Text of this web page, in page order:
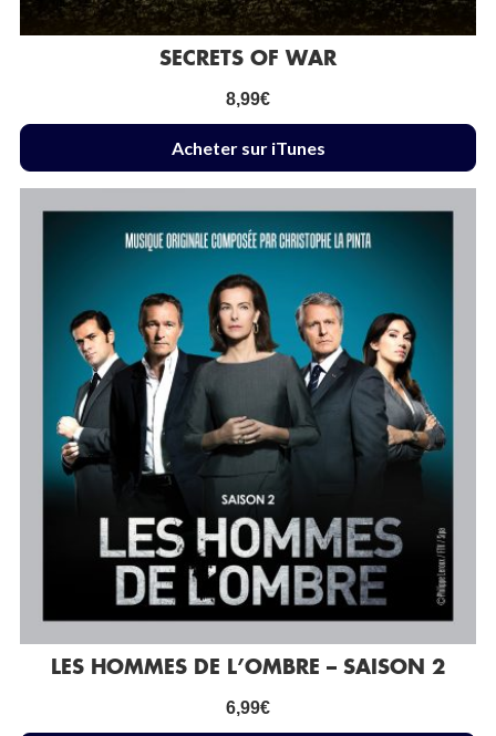
SECRETS OF WAR
8,99€
Acheter sur iTunes
LES HOMMES DE L’OMBRE – SAISON 2
6,99€